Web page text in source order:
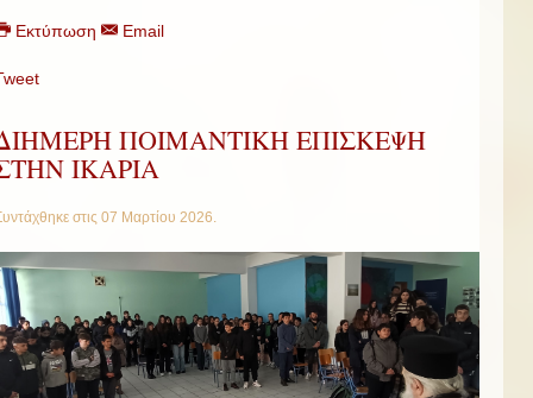
Εκτύπωση Email
ΠΟΙΜΑΝΤΙΚΗ ΕΠΙΣΚΕΨΗ
ΙΚΑΡΙΑ
στις 07 Μαρτίου 2026.